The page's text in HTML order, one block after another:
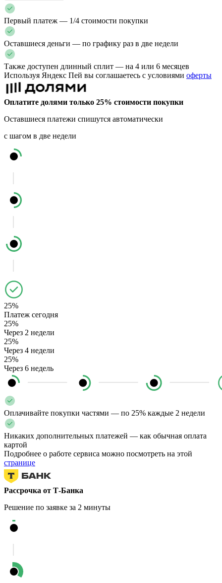
Первый платеж — 1/4 стоимости покупки
Оставшиеся деньги — по графику раз в две недели
Также доступен длинный сплит — на 4 или 6 месяцев
Используя Яндекс Пей вы соглашаетесь с условиями оферты
Оплатите долями только 25% стоимости покупки
Оставшиеся платежи спишутся автоматически
с шагом в две недели
25%
Платеж сегодня
25%
Через 2 недели
25%
Через 4 недели
25%
Через 6 недель
Оплачивайте покупки частями — по 25% каждые 2 недели
Никаких дополнительных платежей — как обычная оплата
картой
Подробнее о работе сервиса можно посмотреть на этой
странице
Рассрочка от Т-Банка
Решение по заявке за 2 минуты